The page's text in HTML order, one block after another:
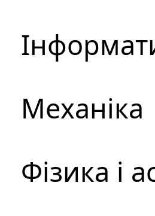
Механіка
Фізика і